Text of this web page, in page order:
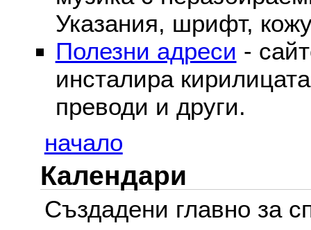
Указания, шрифт,
Полезни адреси -
инсталира
преводи и други.
начало
Календари
Създадени главно за